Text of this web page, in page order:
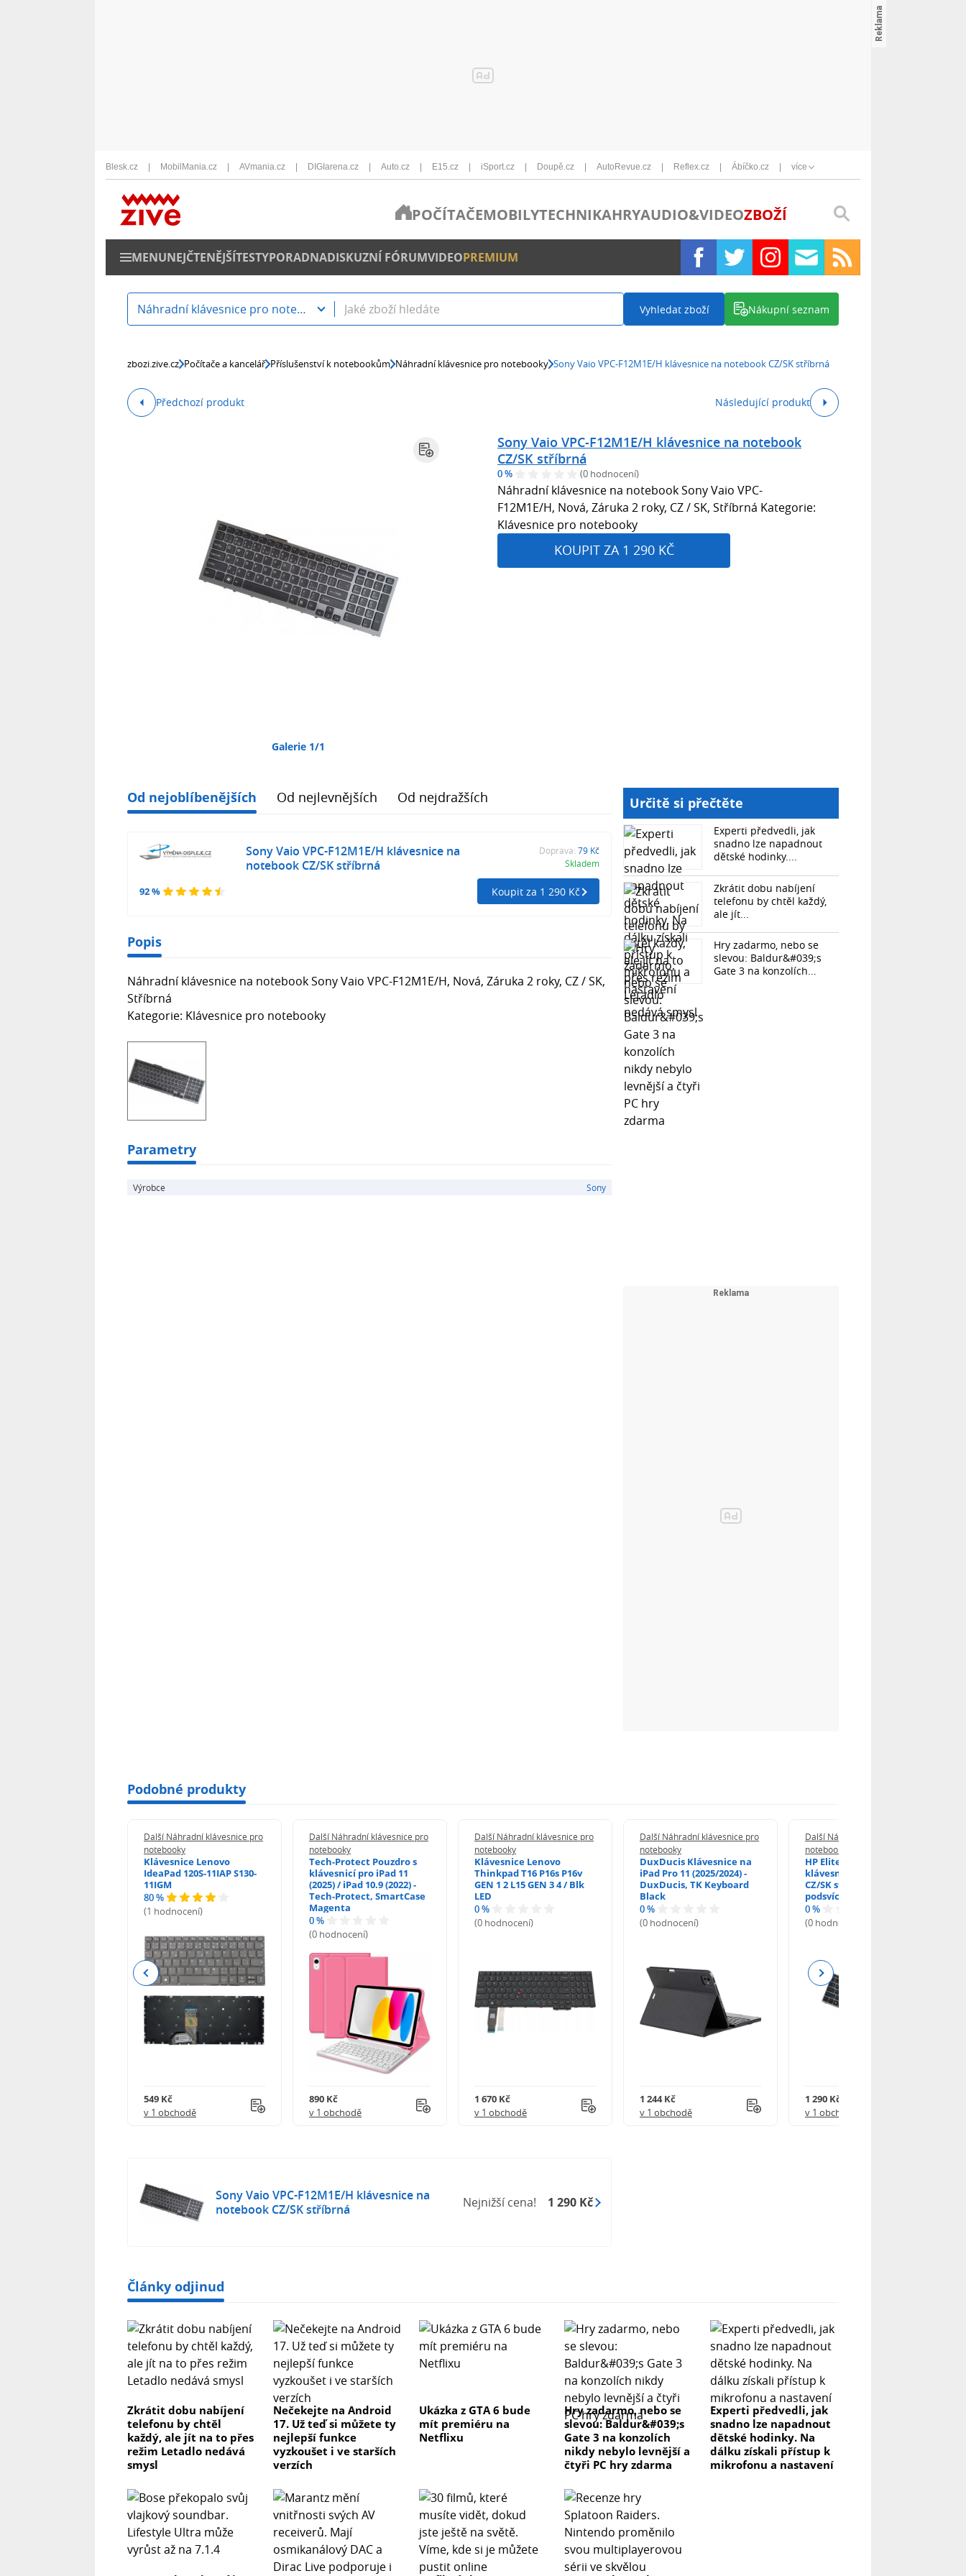
Blesk.cz MobilMania.cz AVmania.cz DIGIarena.cz Auto.cz E15.cz iSport.cz Doupě.cz AutoRevue.cz Reflex.cz Ábíčko.cz více
POČÍTAČEMOBILYTECHNIKAHRYAUDIO&VIDEOZBOŽÍ
MENUNEJČTENĚJŠÍTESTYPORADNADISKUZNÍ FÓRUMVIDEOPREMIUM
Náhradní klávesnice pro notebooky Vyhledat zboží Nákupní seznam
zbozi.zive.cz Počítače a kancelář Příslušenství k notebookům Náhradní klávesnice pro notebooky Sony Vaio VPC-F12M1E/H klávesnice na notebook CZ/SK stříbrná
Předchozí produkt Následující produkt
Galerie 1/1
Sony Vaio VPC-F12M1E/H klávesnice na notebook
CZ/SK stříbrná
0 % (0 hodnocení)
Náhradní klávesnice na notebook Sony Vaio VPC-
F12M1E/H, Nová, Záruka 2 roky, CZ / SK, Stříbrná Kategorie:
Klávesnice pro notebooky
KOUPIT ZA 1 290 KČ
Od nejoblíbenějších Od nejlevnějších Od nejdražších
92 %
Sony Vaio VPC-F12M1E/H klávesnice na
notebook CZ/SK stříbrná
Doprava: 79 Kč
Skladem
Koupit za 1 290 Kč
Popis
Náhradní klávesnice na notebook Sony Vaio VPC-F12M1E/H, Nová, Záruka 2 roky, CZ / SK,
Stříbrná
Kategorie: Klávesnice pro notebooky
Parametry
Výrobce Sony
Určitě si přečtěte
Experti předvedli, jak
snadno lze napadnout
dětské hodinky....
Zkrátit dobu nabíjení
telefonu by chtěl každý,
ale jít...
Hry zadarmo, nebo se
slevou: Baldur&#039;s
Gate 3 na konzolích...
Podobné produkty
Další Náhradní klávesnice pro
notebooky
Klávesnice Lenovo
IdeaPad 120S-11IAP S130-
11IGM
80 %
(1 hodnocení)
549 Kč
v 1 obchodě
Další Náhradní klávesnice pro
notebooky
Tech-Protect Pouzdro s
klávesnicí pro iPad 11
(2025) / iPad 10.9 (2022) -
Tech-Protect, SmartCase
Magenta
0 %
(0 hodnocení)
890 Kč
v 1 obchodě
Další Náhradní klávesnice pro
notebooky
Klávesnice Lenovo
Thinkpad T16 P16s P16v
GEN 1 2 L15 GEN 3 4 / Blk
LED
0 %
(0 hodnocení)
1 670 Kč
v 1 obchodě
Další Náhradní klávesnice pro
notebooky
DuxDucis Klávesnice na
iPad Pro 11 (2025/2024) -
DuxDucis, TK Keyboard
Black
0 %
(0 hodnocení)
1 244 Kč
v 1 obchodě
Další Náhradní klávesnice pro
notebooky
HP EliteBook 840 G6
klávesnice na notebook
CZ/SK stříbrný rámeček,
podsvícená, Trackpoint
0 %
(0 hodnocení)
1 290 Kč
v 1 obchodě
Previous Next
Sony Vaio VPC-F12M1E/H klávesnice na
notebook CZ/SK stříbrná
Nejnižší cena! 1 290 Kč
Články odjinud
Zkrátit dobu nabíjení
telefonu by chtěl
každý, ale jít na to přes
režim Letadlo nedává
smysl
Nečekejte na Android
17. Už teď si můžete ty
nejlepší funkce
vyzkoušet i ve starších
verzích
Ukázka z GTA 6 bude
mít premiéru na
Netflixu
Hry zadarmo, nebo se
slevou: Baldur&#039;s
Gate 3 na konzolích
nikdy nebylo levnější a
čtyři PC hry zdarma
Experti předvedli, jak
snadno lze napadnout
dětské hodinky. Na
dálku získali přístup k
mikrofonu a nastavení